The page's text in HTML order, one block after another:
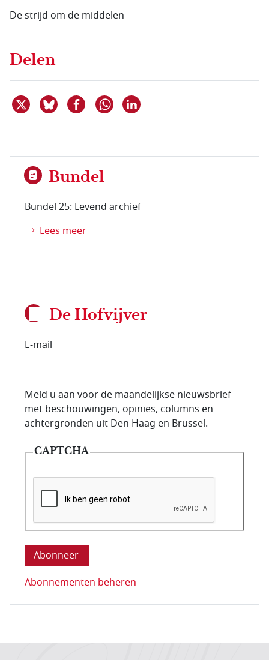
De strijd om de middelen
Delen
Deel dit item op X
Deel dit item op Bluesky
Deel dit item op Facebook
Delen via WhatsApp
Bundel
Bundel 25: Levend archief
Lees meer
De Hofvijver
E-mail
E-mailadres van de abonnee.
Meld u aan voor de maandelijkse nieuwsbrief
met beschouwingen, opinies, columns en
achtergronden uit Den Haag en Brussel.
CAPTCHA
Deze vraag is om te controleren dat u een mens
Abonnementen beheren